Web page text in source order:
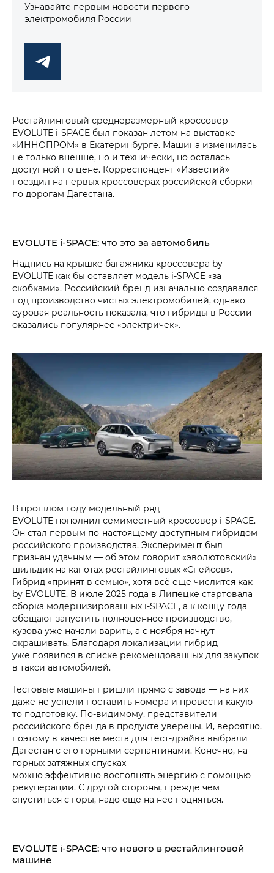
Узнавайте первым новости первого
электромобиля России
Рестайлинговый среднеразмерный кроссовер
EVOLUTE i‑SPACE был показан летом на выставке
«ИННОПРОМ» в Екатеринбурге. Машина изменилась
не только внешне, но и технически, но осталась
доступной по цене. Корреспондент «Известий»
поездил на первых кроссоверах российской сборки
по дорогам Дагестана.
EVOLUTE i‑SPACE: что это за автомобиль
Надпись на крышке багажника кроссовера by
EVOLUTE как бы оставляет модель i‑SPACE «за
скобками». Российский бренд изначально создавался
под производство чистых электромобилей, однако
суровая реальность показала, что гибриды в России
оказались популярнее «электричек».
В прошлом году модельный ряд
EVOLUTE пополнил семиместный кроссовер i‑SPACE.
Он стал первым по-настоящему доступным гибридом
российского производства. Эксперимент был
признан удачным — об этом говорит «эволютовский»
шильдик на капотах рестайлинговых «Спейсов».
Гибрид «принят в семью», хотя всё еще числится как
by EVOLUTE. В июле 2025 года в Липецке стартовала
сборка модернизированных i‑SPACE, а к концу года
обещают запустить полноценное производство,
кузова уже начали варить, а с ноября начнут
окрашивать. Благодаря локализации гибрид
уже появился в списке рекомендованных для закупок
в такси автомобилей.
Тестовые машины пришли прямо с завода — на них
даже не успели поставить номера и провести какую-
то подготовку. По-видимому, представители
российского бренда в продукте уверены. И, вероятно,
поэтому в качестве места для тест-драйва выбрали
Дагестан с его горными серпантинами. Конечно, на
горных затяжных спусках
можно эффективно восполнять энергию с помощью
рекуперации. С другой стороны, прежде чем
спуститься с горы, надо еще на нее подняться.
EVOLUTE i‑SPACE: что нового в рестайлинговой
машине